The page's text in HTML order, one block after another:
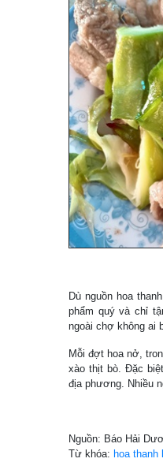
Dù nguồn hoa
phẩm quý và chỉ
ngoài chợ không ai
Mỗi đợt hoa nở,
xào thịt bò. Đặc
địa phương. Nhiều
Nguồn: Báo Hải
Từ khóa: hoa thanh